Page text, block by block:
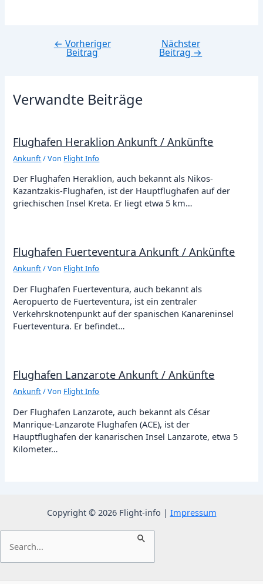
Beitragsnavigation
← Vorheriger
Beitrag
Nächster
Beitrag→
Verwandte Beiträge
Flughafen Heraklion Ankunft / Ankünfte
Ankunft/ Von Flight Info
Der Flughafen Heraklion, auch bekannt als Nikos-
Kazantzakis-Flughafen, ist der Hauptflughafen auf der
griechischen Insel Kreta. Er liegt etwa 5 km…
Flughafen Fuerteventura Ankunft / Ankünfte
Ankunft/ Von Flight Info
Der Flughafen Fuerteventura, auch bekannt als
Aeropuerto de Fuerteventura, ist ein zentraler
Verkehrsknotenpunkt auf der spanischen Kanareninsel
Fuerteventura. Er befindet…
Flughafen Lanzarote Ankunft / Ankünfte
Ankunft/ Von Flight Info
Der Flughafen Lanzarote, auch bekannt als César
Manrique-Lanzarote Flughafen (ACE), ist der
Hauptflughafen der kanarischen Insel Lanzarote, etwa 5
Kilometer…
Copyright © 2026 Flight-info | Impressum
nach: